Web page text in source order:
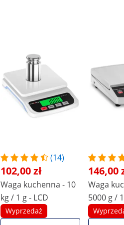
(14)
102,00 zł
Waga kuchenna - 10
kg / 1 g - LCD
Wyprzedaż
146,00
Waga
5000 g /